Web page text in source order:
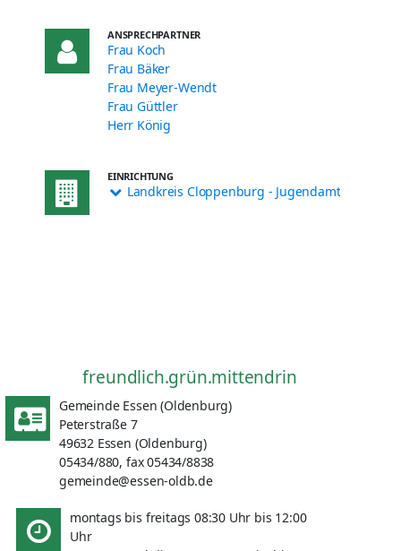
ANSPRECHPARTNER
Frau Koch
Frau Bäker
Frau Meyer-Wendt
Frau Güttler
Herr König
EINRICHTUNG
Landkreis Cloppenburg - Jugendamt
freundlich.grün.mittendrin
Gemeinde Essen (Oldenburg)
Peterstraße 7
49632 Essen (Oldenburg)
05434/880, fax 05434/8838
gemeinde@essen-oldb.de
montags bis freitags 08:30 Uhr bis 12:00
Uhr